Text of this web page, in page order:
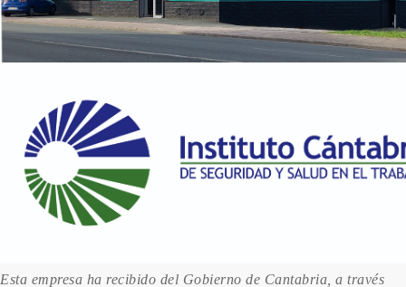
Esta empresa ha recibido del Gobierno de Cantabria, a través